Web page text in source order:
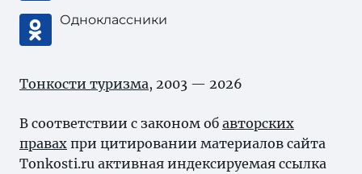
Одноклассники
Тонкости туризма, 2003 — 2026
В соответствии с законом об авторских
правах при цитировании материалов сайта
Tonkosti.ru активная индексируемая ссылка